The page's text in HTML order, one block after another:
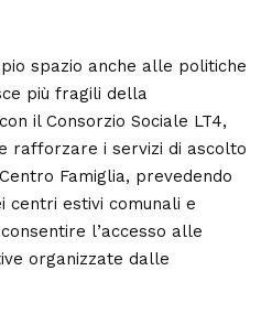
spazio anche alle politiche
più fragili della
il Consorzio Sociale LT4,
rafforzare i servizi di ascolto
Famiglia, prevedendo
centri estivi comunali e
l’accesso alle
organizzate dalle